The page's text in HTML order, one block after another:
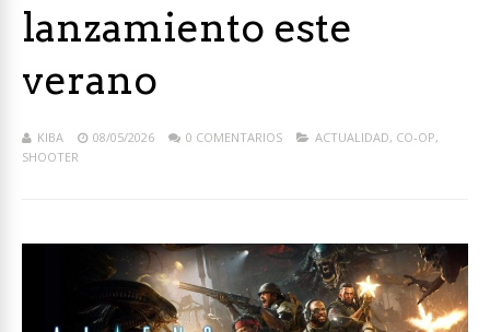
lanzamiento este
verano
KIBA 08/05/2026 0 COMENTARIOS ACTUALIDAD, CO-OP,
SHOOTER